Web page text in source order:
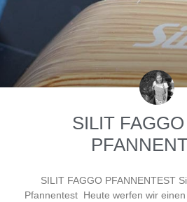
SILIT
SILIT FAGGO PFANNENTEST
Pfannentest Heute werfen wir